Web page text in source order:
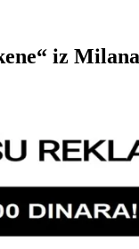
iz Milana